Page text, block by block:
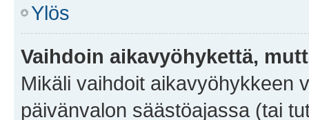
Ylös
Vaihdoin aikavyöhykettä,
Mikäli vaihdoit aikavyöhykkeen
päivänvalon säästöajassa (tai